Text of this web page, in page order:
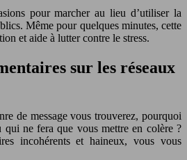
pour marcher au lieu d’utiliser la
Même pour quelques minutes, cette
et aide à lutter contre le stress.
sur les réseaux
de message vous trouverez, pourquoi
qui ne fera que vous mettre en colère ?
incohérents et haineux, vous vous